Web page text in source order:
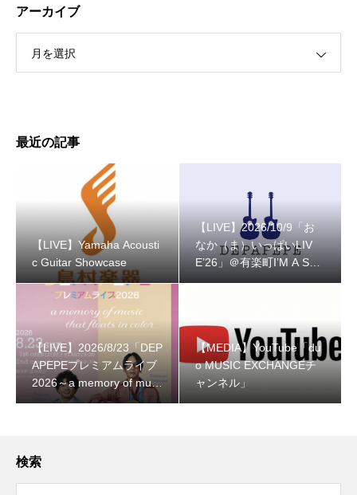
アーカイブ
月を選択
最近の記事
【LIVE】Yamaha Acousti
c Guitar Showcase
【LIVE】2026/10/9「お
なか（ま）いっぱいLIV
E’26」＠有楽町I’M A SH
【LIVE】2026/8/23「DEP
APEPEプレミアムライブ
2026～a memory of musi
c that floats in color～」
【MEDIA】YouTube「du
o MUSIC EXCHANGEチ
ャンネル」
検索